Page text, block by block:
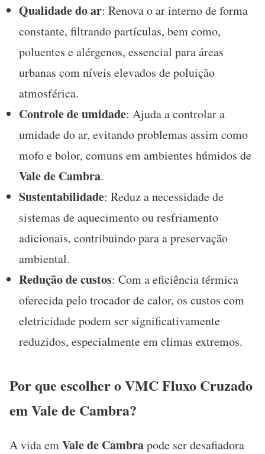
Qualidade do ar: Renova o ar interno de forma
constante, filtrando partículas, bem como,
poluentes e alérgenos, essencial para áreas
urbanas com níveis elevados de poluição
atmosférica.
Controle de umidade: Ajuda a controlar a
umidade do ar, evitando problemas assim como
mofo e bolor, comuns em ambientes húmidos de
Vale de Cambra.
Sustentabilidade: Reduz a necessidade de
sistemas de aquecimento ou resfriamento
adicionais, contribuindo para a preservação
ambiental.
Redução de custos: Com a eficiência térmica
oferecida pelo trocador de calor, os custos com
eletricidade podem ser significativamente
reduzidos, especialmente em climas extremos.
Por que escolher o VMC Fluxo Cruzado
em Vale de Cambra?
A vida emVale de Cambrapode ser desafiadora